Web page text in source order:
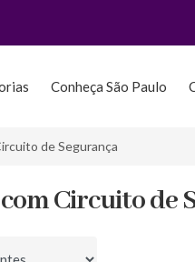
Conheça São Paulo
de Segurança
com Circuito de